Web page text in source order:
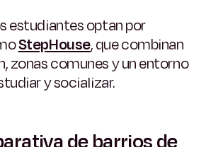
estudiantes optan por
StepHouse, que combinan
zonas comunes y un entorno
y socializar.